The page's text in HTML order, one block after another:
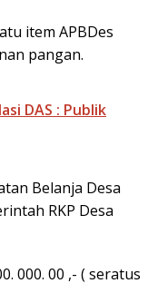
item APBDes
pangan.
DAS : Publik
Belanja Desa
RKP Desa
000. 00 ,- ( seratus